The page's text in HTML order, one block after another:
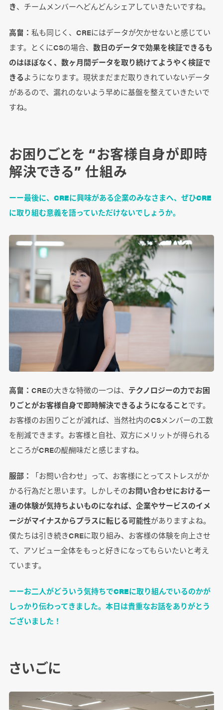
き、チームメンバーへどんどんシェアしていきたいですね。
高畠： 私も同じく、CREにはデータが欠かせないと感じてい
ます。とくにCSの場合、 数日のデータで効果を検証できるも
のはほぼなく、数ヶ月間データを取り続けてようやく検証で
きるようになります。現状まだまだ取りきれていないデータ
があるので、漏れのないよう早めに基盤を整えていきたいで
すね。
お困りごとを “お客様自身が即時
解決できる” 仕組み
ーー最後に、CREに興味がある企業のみなさまへ、ぜひCRE
に取り組む意義を語っていただけないでしょうか。
高畠： CREの大きな特徴の一つは、 テクノロジーの力でお困
りごとがお客様自身で即時解決できるようになることです。
お客様のお困りごとが減れば、当然社内のCSメンバーの工数
を削減できます。お客様と自社、双方にメリットが得られる
ところがCREの醍醐味だと感じますね。
服部：
「お問い合わせ」って、お客様にとってストレスがか
かる行為だと思います。しかしそのお問い合わせにおける一
連の体験が気持ちよいものになれば、企業やサービスのイメ
ージがマイナスからプラスに転じる可能性がありますよね。
僕たちは引き続きCREに取り組み、お客様の体験を向上させ
て、アソビュー全体をもっと好きになってもらいたいと考え
ています。
ーーお二人がどういう気持ちでCREに取り組んでいるのかが
しっかり伝わってきました。本日は貴重なお話をありがとう
ございました！
さいごに